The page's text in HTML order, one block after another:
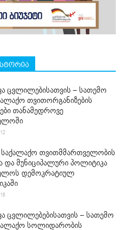
ცვლილებისათვის – სათემო
თვითორგანიზების
თანამედროვე
საქალაქო თვითმმართველობის
მუნიციპალური პოლიტიკა
დემოკრატიულ
ცვლილებებისათვის – სათემო
სოლიდარობის